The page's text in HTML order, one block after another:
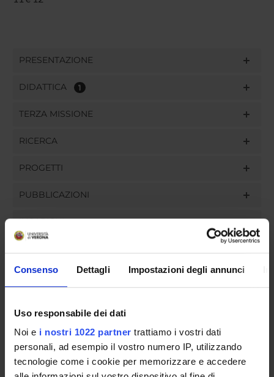
Consenso Dettagli Impostazioni degli annunci
Uso responsabile dei dati
Noi e i nostri 1022 partner trattiamo i vostri dati
personali, ad esempio il vostro numero IP, utilizzando
tecnologie come i cookie per memorizzare e accedere
PRESENTAZIONE
DIDATTICA 1
TERZA MISSIONE
RICERCA
PROGETTI
PUBBLICAZIONI
INCARICHI
ORGANIZZAZIONE
GOVERNANCE
COMMISSIONI
UFFICI E STRUTTURE DI SERVIZIO